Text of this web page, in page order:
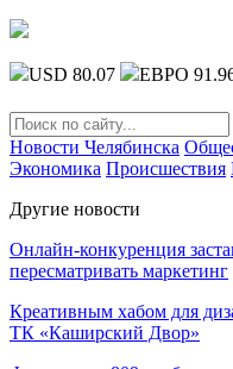
USD 80.07 ЕВРО
Новости Челябинска
Экономика Происшествия
Другие новости
Онлайн-конкуренция
пересматривать маркетинг
Креативным хабом для
ТК «Каширский Двор»